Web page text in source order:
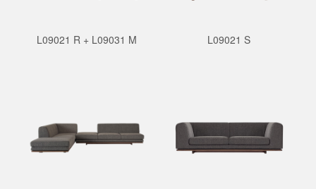
L09021 R + L09031 M L09021 S